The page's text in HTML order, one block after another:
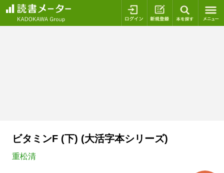
ログイン 新規登録
ビタミンF (下) (大活字本シリーズ)
重松清